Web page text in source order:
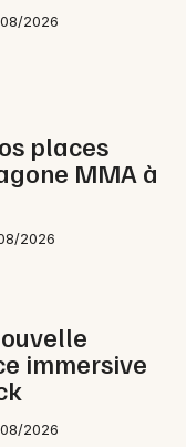
2026
places
MMA à
2026
immersive
2026